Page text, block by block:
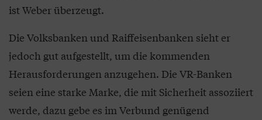
ist Weber überzeugt.
Die Volksbanken und Raiffeisenbanken sieht er
jedoch gut aufgestellt, um die kommenden
Herausforderungen anzugehen. Die VR-Banken
seien eine starke Marke, die mit Sicherheit assoziiert
werde, dazu gebe es im Verbund genügend